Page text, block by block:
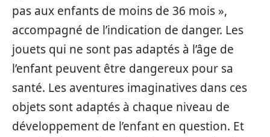
pas aux enfants de moins de 36 mois »,
accompagné de l’indication de danger. Les
jouets qui ne sont pas adaptés à l’âge de
l’enfant peuvent être dangereux pour sa
santé. Les aventures imaginatives dans ces
objets sont adaptés à chaque niveau de
développement de l’enfant en question. Et